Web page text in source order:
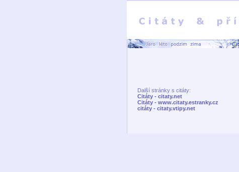
Další stránky s citáty:
Citáty - citaty.net
Citáty - www.citaty.estranky.cz
citáty - citaty.vtipy.net